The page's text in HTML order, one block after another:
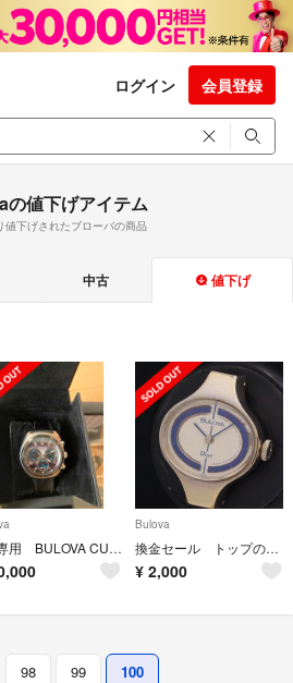
ログイン 会員登録
の値下げアイテム
値下げされたブローバの商品
中古 値下げ
e様専用 BULOVA CURV ブローバ カーブ
Bulova
換金セール トップのみ【ブローバ×ディオール】手巻き Wネーム
¥ 2,000
98 99 100